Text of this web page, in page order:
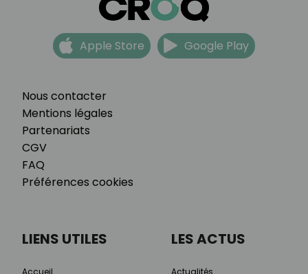
Nous contacter
Mentions légales
Partenariats
CGV
FAQ
Préférences cookies
Apple Store Google Play
LIENS UTILES
Accueil
LES ACTUS
Actualités